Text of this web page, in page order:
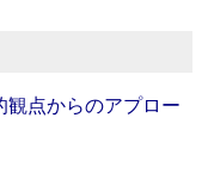
点からのアプロー